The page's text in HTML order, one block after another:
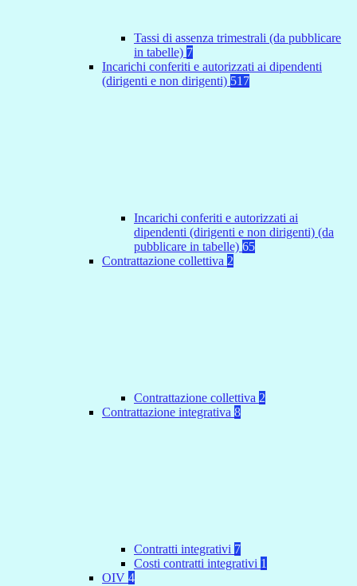
Tassi di assenza trimestrali (da pubblicare
in tabelle) 7
Incarichi conferiti e autorizzati ai dipendenti
(dirigenti e non dirigenti) 517
Incarichi conferiti e autorizzati ai
dipendenti (dirigenti e non dirigenti) (da
pubblicare in tabelle) 65
Contrattazione collettiva 2
Contrattazione collettiva 2
Contrattazione integrativa 8
Contratti integrativi 7
Costi contratti integrativi 1
OIV 4